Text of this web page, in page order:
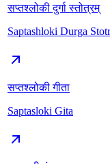
सप्तश्लोकी दुर्गा स्तोत्रम्
Saptashloki Durga
सप्तश्लोकी गीता
Saptasloki Gita